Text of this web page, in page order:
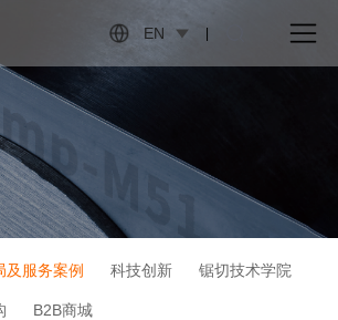
EN |
及服务案例 科技创新 锯切技术学院
B2B商城